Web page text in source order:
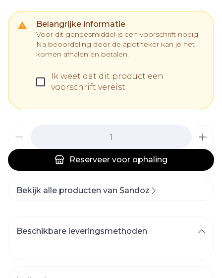
Belangrijke informatie
Voor dit geneesmiddel is een voorschrift nodig.
Na beoordeling door de apotheker kan je het
komen afhalen en betalen.
Ik weet dat dit product een
voorschrift vereist.
Reserveer voor ophaling
Bekijk alle producten van Sandoz
Beschikbare leveringsmethoden